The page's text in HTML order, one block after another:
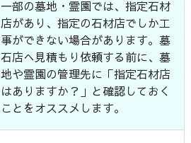
一部の墓地・霊園では、指定石材
店があり、指定の石材店でしか工
事ができない場合があります。墓
石店へ見積もり依頼する前に、墓
地や霊園の管理先に「指定石材店
はありますか？」と確認しておく
ことをオススメします。